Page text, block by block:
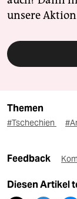
unsere
Themen
#Tschechien
Feedback
Diesen Artikel